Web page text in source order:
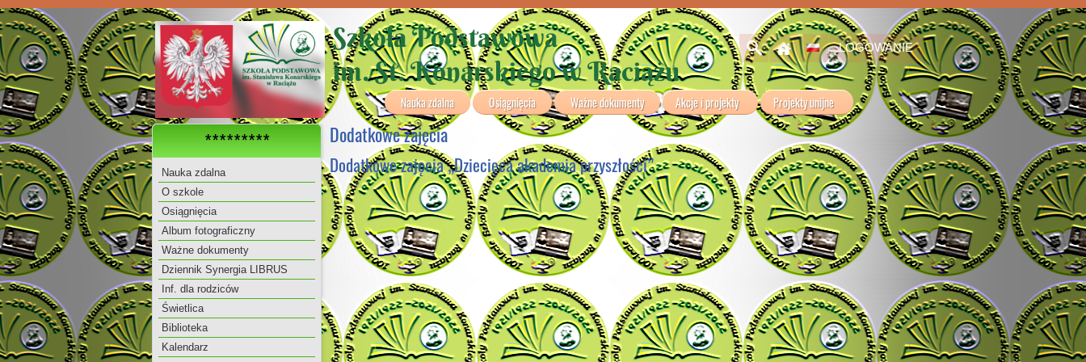
LOGOWANIE
Szkoła Podstawowa
im. St. Konarskiego w Raciążu
Nauka zdalna Osiągnięcia Ważne dokumenty Akcje i projekty Projekty unijne
*********
Nauka zdalna
O szkole
Osiągnięcia
Album fotograficzny
Ważne dokumenty
Dziennik Synergia LIBRUS
Inf. dla rodziców
Świetlica
Biblioteka
Kalendarz
Dodatkowe zajęcia
Dodatkowe zajęcia „Dziecięca akademia przyszłości”